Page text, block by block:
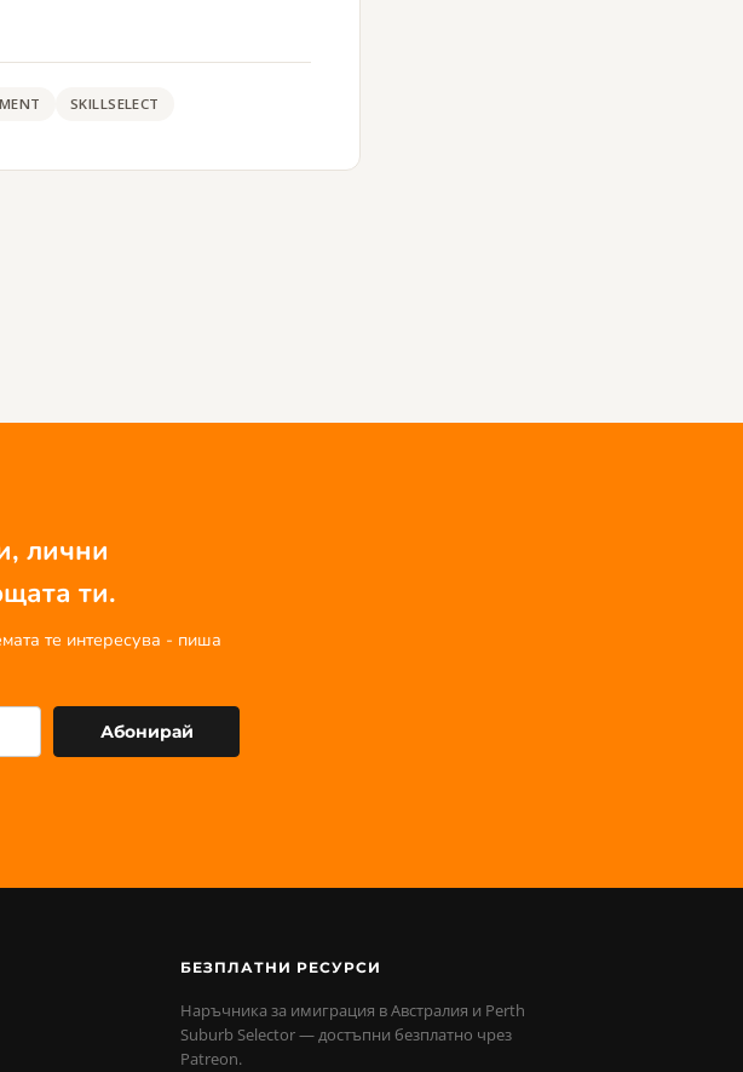
SKILLSELECT
лични
ти.
те интересува - пиша
Абонирай
БЕЗПЛАТНИ РЕСУРСИ
Наръчника за имиграция в Австралия и Perth
Suburb Selector — достъпни безплатно чрез
Patreon.